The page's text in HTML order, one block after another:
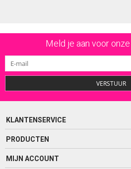
Meld je aan voor
VERSTUUR
KLANTENSERVICE
PRODUCTEN
MIJN ACCOUNT